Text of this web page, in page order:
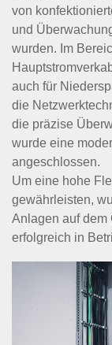
von
und
wurden. Im
auch für
die
die präzise
wurde eine
angeschlossen.
Um eine hohe
gewährleisten,
Anlagen auf dem
erfolgreich in